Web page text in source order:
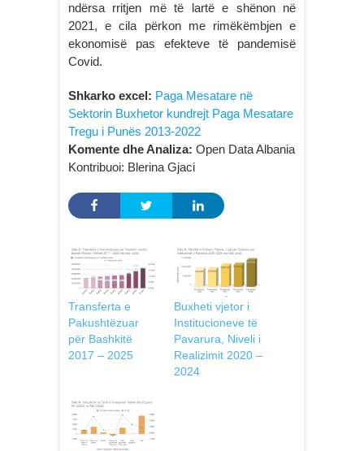
ndërsa rritjen më të lartë e shënon në
2021, e cila përkon me rimëkëmbjen e
ekonomisë pas efekteve të pandemisë
Covid.
Shkarko excel: Paga Mesatare në
Sektorin Buxhetor kundrejt Paga Mesatare
Tregu i Punës 2013-2022
Komente dhe Analiza: Open Data Albania
Kontribuoi: Blerina Gjaci
Transferta e
Pakushtëzuar
për Bashkitë
2017 – 2025
Buxheti vjetor i
Institucioneve të
Pavarura, Niveli i
Realizimit 2020 –
2024